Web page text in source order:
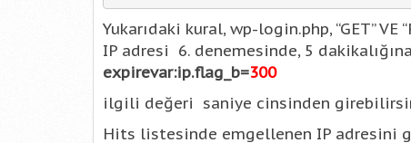
Yukarıdaki kural, wp-login.php, “GET”
IP adresi 6. denemesinde, 5
expirevar:ip.flag_b=300
ilgili değeri saniye cinsinden
Hits listesinde emgellenen IP adresini